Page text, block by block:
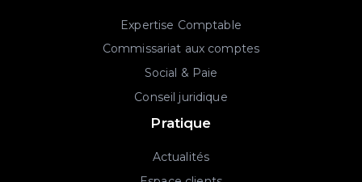
Expertise Comptable
Commissariat aux comptes
Social & Paie
Conseil juridique
Pratique
Actualités